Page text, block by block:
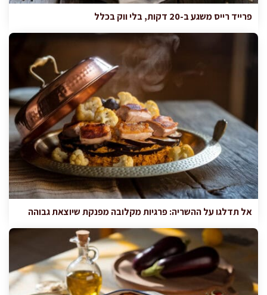
פרייד רייס משגע ב-20 דקות, בלי ווק בכלל
אל תדלגו על ההשריה: פרגיות מקלובה מפנקת שיוצאת גבוהה